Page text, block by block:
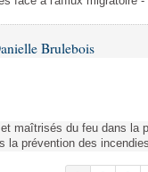
Brulebois
maîtrisés du feu dans la
la prévention des